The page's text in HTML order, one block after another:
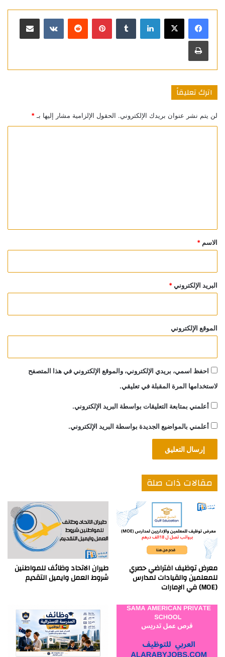
لينكدإن بينتيريست مشاركة عبر البريد
طباعة
اترك تعليقاً
لن يتم نشر عنوان بريدك الإلكتروني. الحقول الإلزامية مشار إليها بـ*
*
الاسم *
البريد الإلكتروني*
الموقع الإلكتروني
احفظ اسمي، بريدي الإلكتروني، والموقع الإلكتروني في هذا المتصفح
لاستخدامها المرة المقبلة في تعليقي.
أعلمني بمتابعة التعليقات بواسطة البريد الإلكتروني.
أعلمني بالمواضيع الجديدة بواسطة البريد الإلكتروني.
مقالات ذات صلة
معرض توظيف افتراضي حصري
للمعلمين والقيادات لمدارس
(MOE) في الإمارات
طيران الاتحاد وظائف للمواطنين
شروط العمل وايميل التقديم